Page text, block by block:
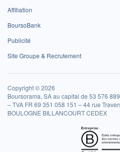
Affiliation
BoursoBank
Publicité
Site Groupe & Recrutement
Copyright © 2026
Boursorama, SA au capital de 53 576
– TVA FR 69 351 058 151 – 44 rue
BOULOGNE BILLANCOURT CEDEX